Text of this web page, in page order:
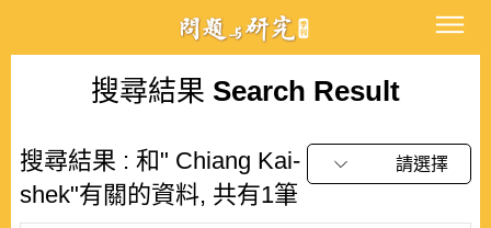
搜尋結果 Search Result
搜尋結果 : 和" Chiang Kai-
shek"有關的資料, 共有1筆
請選擇